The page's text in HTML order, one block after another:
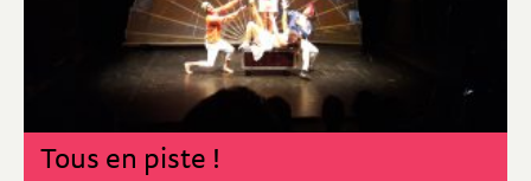
Tous en piste !